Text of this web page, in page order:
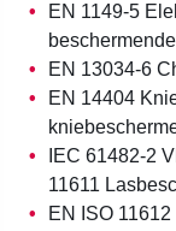
EN 1149-5
EN 13034-6
EN 14404
IEC 61482-2
11611
EN ISO